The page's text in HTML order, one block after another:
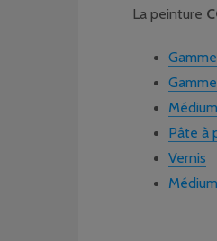
La peinture
Pâte à
Vernis